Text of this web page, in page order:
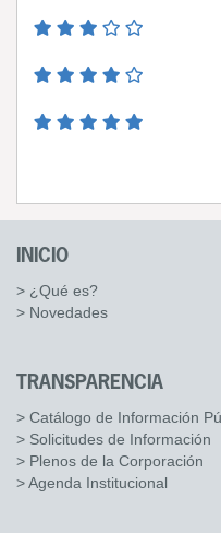
INICIO
> ¿Qué es?
> Novedades
TRANSPARENCIA
> Catálogo de Información
> Solicitudes de Información
> Plenos de la Corporación
> Agenda Institucional